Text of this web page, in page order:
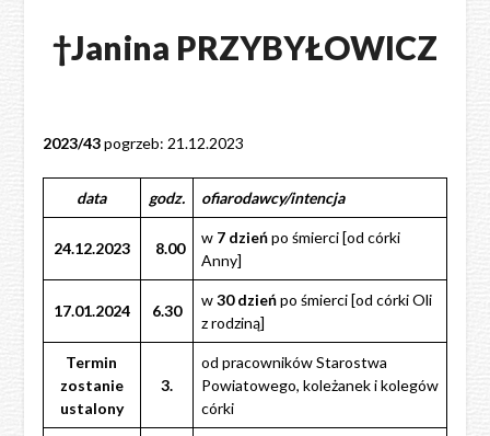
†Janina PRZYBYŁOWICZ
2023/43pogrzeb: 21.12.2023
data godz. ofiarodawcy/intencja
24.12.2023 8.00
w 7 dzieńpo śmierci [od córki
Anny]
17.01.2024 6.30
w30 dzieńpo śmierci [od córki Oli
z rodziną]
Termin
zostanie
ustalony
3.
od pracowników Starostwa
Powiatowego, koleżanek i kolegów
córki